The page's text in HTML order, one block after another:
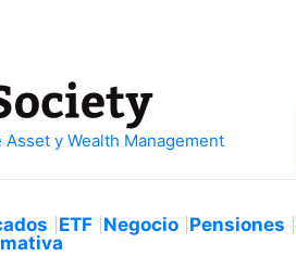
ETF Negocio Pensiones